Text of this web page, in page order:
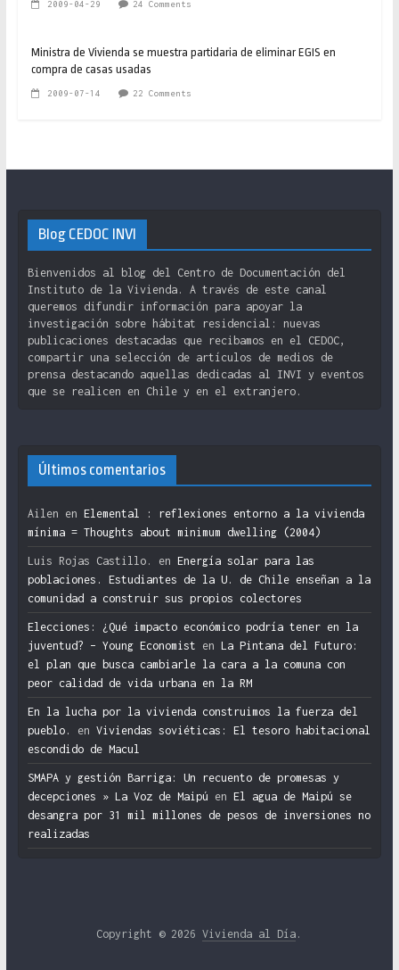
2009-04-29 24 Comments
Ministra de Vivienda se muestra partidaria de eliminar EGIS en
compra de casas usadas
2009-07-14 22 Comments
Blog CEDOC INVI
Bienvenidos al blog del Centro de Documentación del
Instituto de la Vivienda. A través de este canal
queremos difundir información para apoyar la
investigación sobre hábitat residencial: nuevas
publicaciones destacadas que recibamos en el CEDOC,
compartir una selección de artículos de medios de
prensa destacando aquellas dedicadas al INVI y eventos
que se realicen en Chile y en el extranjero.
Últimos comentarios
Ailen en Elemental : reflexiones entorno a la vivienda
mínima = Thoughts about minimum dwelling (2004)
Luis Rojas Castillo. en Energía solar para las
poblaciones. Estudiantes de la U. de Chile enseñan a la
comunidad a construir sus propios colectores
Elecciones: ¿Qué impacto económico podría tener en la
juventud? – Young Economist en La Pintana del Futuro:
el plan que busca cambiarle la cara a la comuna con
peor calidad de vida urbana en la RM
En la lucha por la vivienda construimos la fuerza del
pueblo.
en Viviendas soviéticas: El tesoro habitacional
escondido de Macul
SMAPA y gestión Barriga: Un recuento de promesas y
decepciones » La Voz de Maipú en El agua de Maipú se
desangra por 31 mil millones de pesos de inversiones no
realizadas
Copyright © 2026Vivienda al Día .